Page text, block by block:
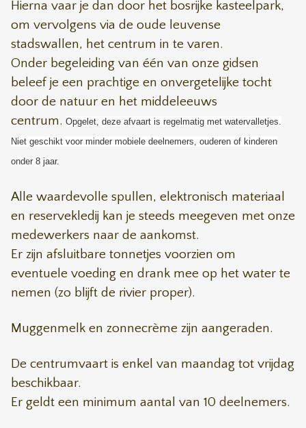
Hierna vaar je dan door het bosrijke kasteelpark,
om vervolgens via de oude leuvense
stadswallen, het centrum in te varen.
Onder begeleiding van één van onze gidsen
beleef je een prachtige en onvergetelijke tocht
door de natuur en het middeleeuws
centrum. Opgelet, deze afvaart is regelmatig met watervalletjes.
Niet geschikt voor minder mobiele deelnemers, ouderen of kinderen
onder 8 jaar.
Alle waardevolle spullen, elektronisch materiaal
en reservekledij kan je steeds meegeven met onze
medewerkers naar de aankomst.
Er zijn afsluitbare tonnetjes voorzien om
eventuele voeding en drank mee op het water te
nemen (zo blijft de rivier proper).
Muggenmelk en zonnecrème zijn aangeraden.
De centrumvaart is enkel van maandag tot vrijdag
beschikbaar.
Er geldt een minimum aantal van 10 deelnemers.